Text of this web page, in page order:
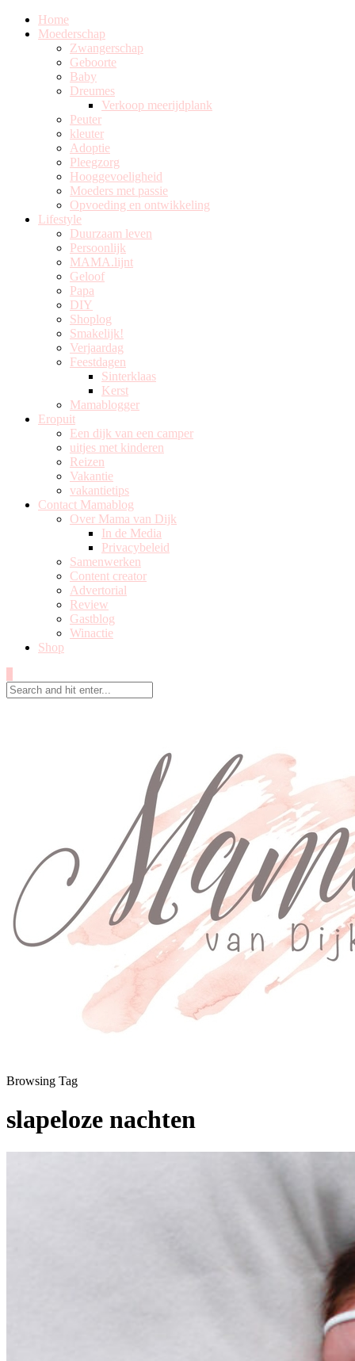
Home
Moederschap
Zwangerschap
Geboorte
Baby
Dreumes
Verkoop meerijdplank
Peuter
kleuter
Adoptie
Pleegzorg
Hooggevoeligheid
Moeders met passie
Opvoeding en ontwikkeling
Lifestyle
Duurzaam leven
Persoonlijk
MAMA.lijnt
Geloof
Papa
DIY
Shoplog
Smakelijk!
Verjaardag
Feestdagen
Sinterklaas
Kerst
Mamablogger
Eropuit
Een dijk van een camper
uitjes met kinderen
Reizen
Vakantie
vakantietips
Contact Mamablog
Over Mama van Dijk
In de Media
Privacybeleid
Samenwerken
Content creator
Advertorial
Review
Gastblog
Winactie
Shop
Browsing Tag
slapeloze nachten